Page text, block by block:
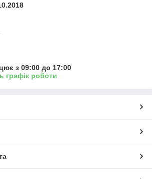
з 09:00 до 17:00
графік роботи